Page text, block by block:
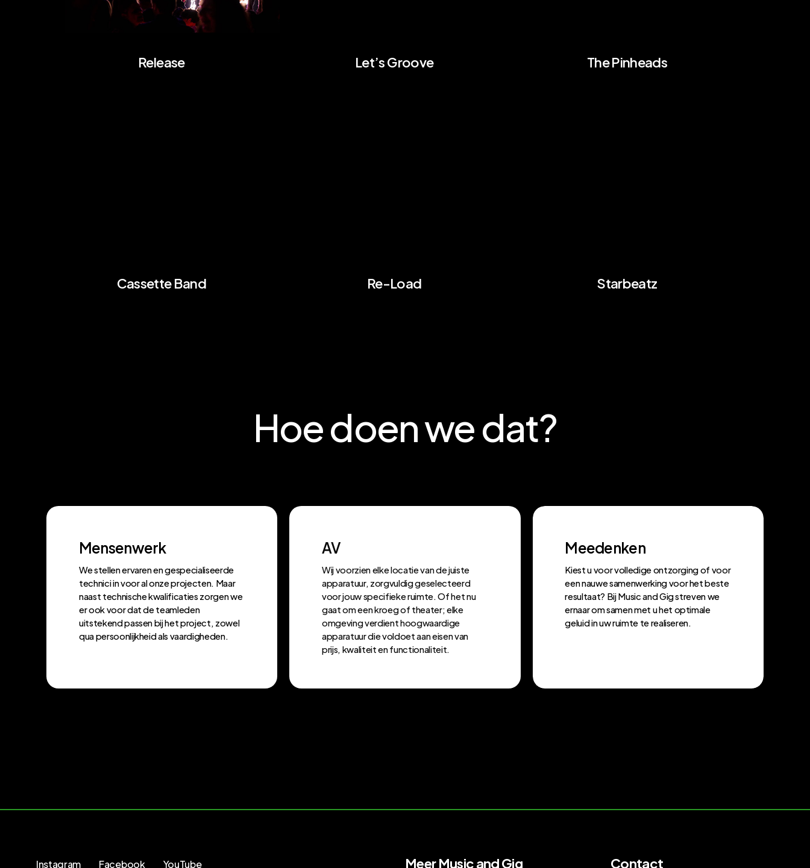
Release Let’s Groove The Pinheads
Cassette Band Re-Load Starbeatz
Hoedoenwedat?
Mensenwerk
We stellen ervaren en gespecialiseerde
technici in voor al onze projecten. Maar
naast technische kwalificaties zorgen we
er ook voor dat de teamleden
uitstekend passen bij het project, zowel
qua persoonlijkheid als vaardigheden.
AV
Wij voorzien elke locatie van de juiste
apparatuur, zorgvuldig geselecteerd
voor jouw specifieke ruimte. Of het nu
gaat om een kroeg of theater; elke
omgeving verdient hoogwaardige
apparatuur die voldoet aan eisen van
prijs, kwaliteit en functionaliteit.
Meedenken
Kiest u voor volledige ontzorging of voor
een nauwe samenwerking voor het beste
resultaat? Bij Music and Gig streven we
ernaar om samen met u het optimale
geluid in uw ruimte te realiseren.
Instagram Facebook YouTube Meer Music and Gig Contact